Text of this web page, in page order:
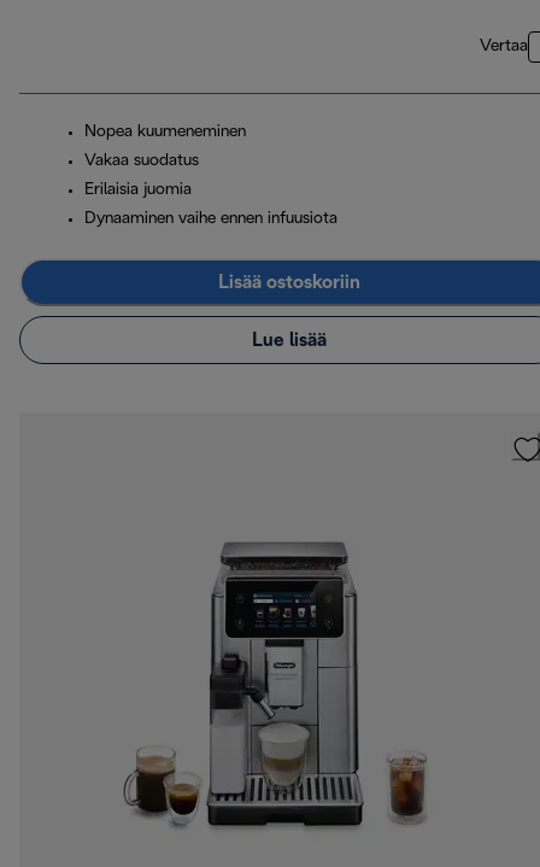
Vertaa
Nopea kuumeneminen
Vakaa suodatus
Erilaisia juomia
Dynaaminen vaihe ennen infuusiota
Lisää ostoskoriin
Lue lisää